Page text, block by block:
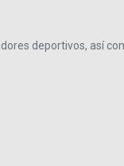
deportivos, así